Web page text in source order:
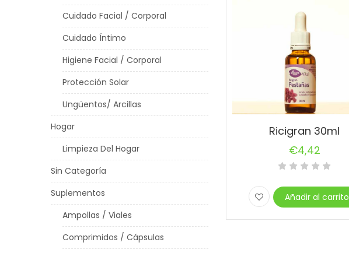
Cuidado Facial / Corporal
Cuidado Íntimo
Higiene Facial / Corporal
Protección Solar
Ungüentos/ Arcillas
Hogar
Limpieza Del Hogar
Sin Categoría
Suplementos
Ampollas / Viales
Comprimidos / Cápsulas
Ricigran 30ml
€4,42
Añadir al carrito